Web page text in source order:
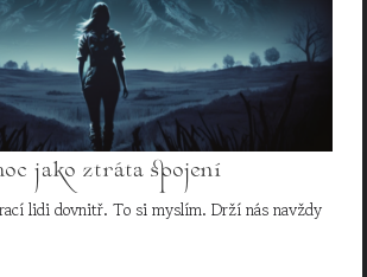
jako ztráta spojení
lidi dovnitř. To si myslím. Drží nás navždy